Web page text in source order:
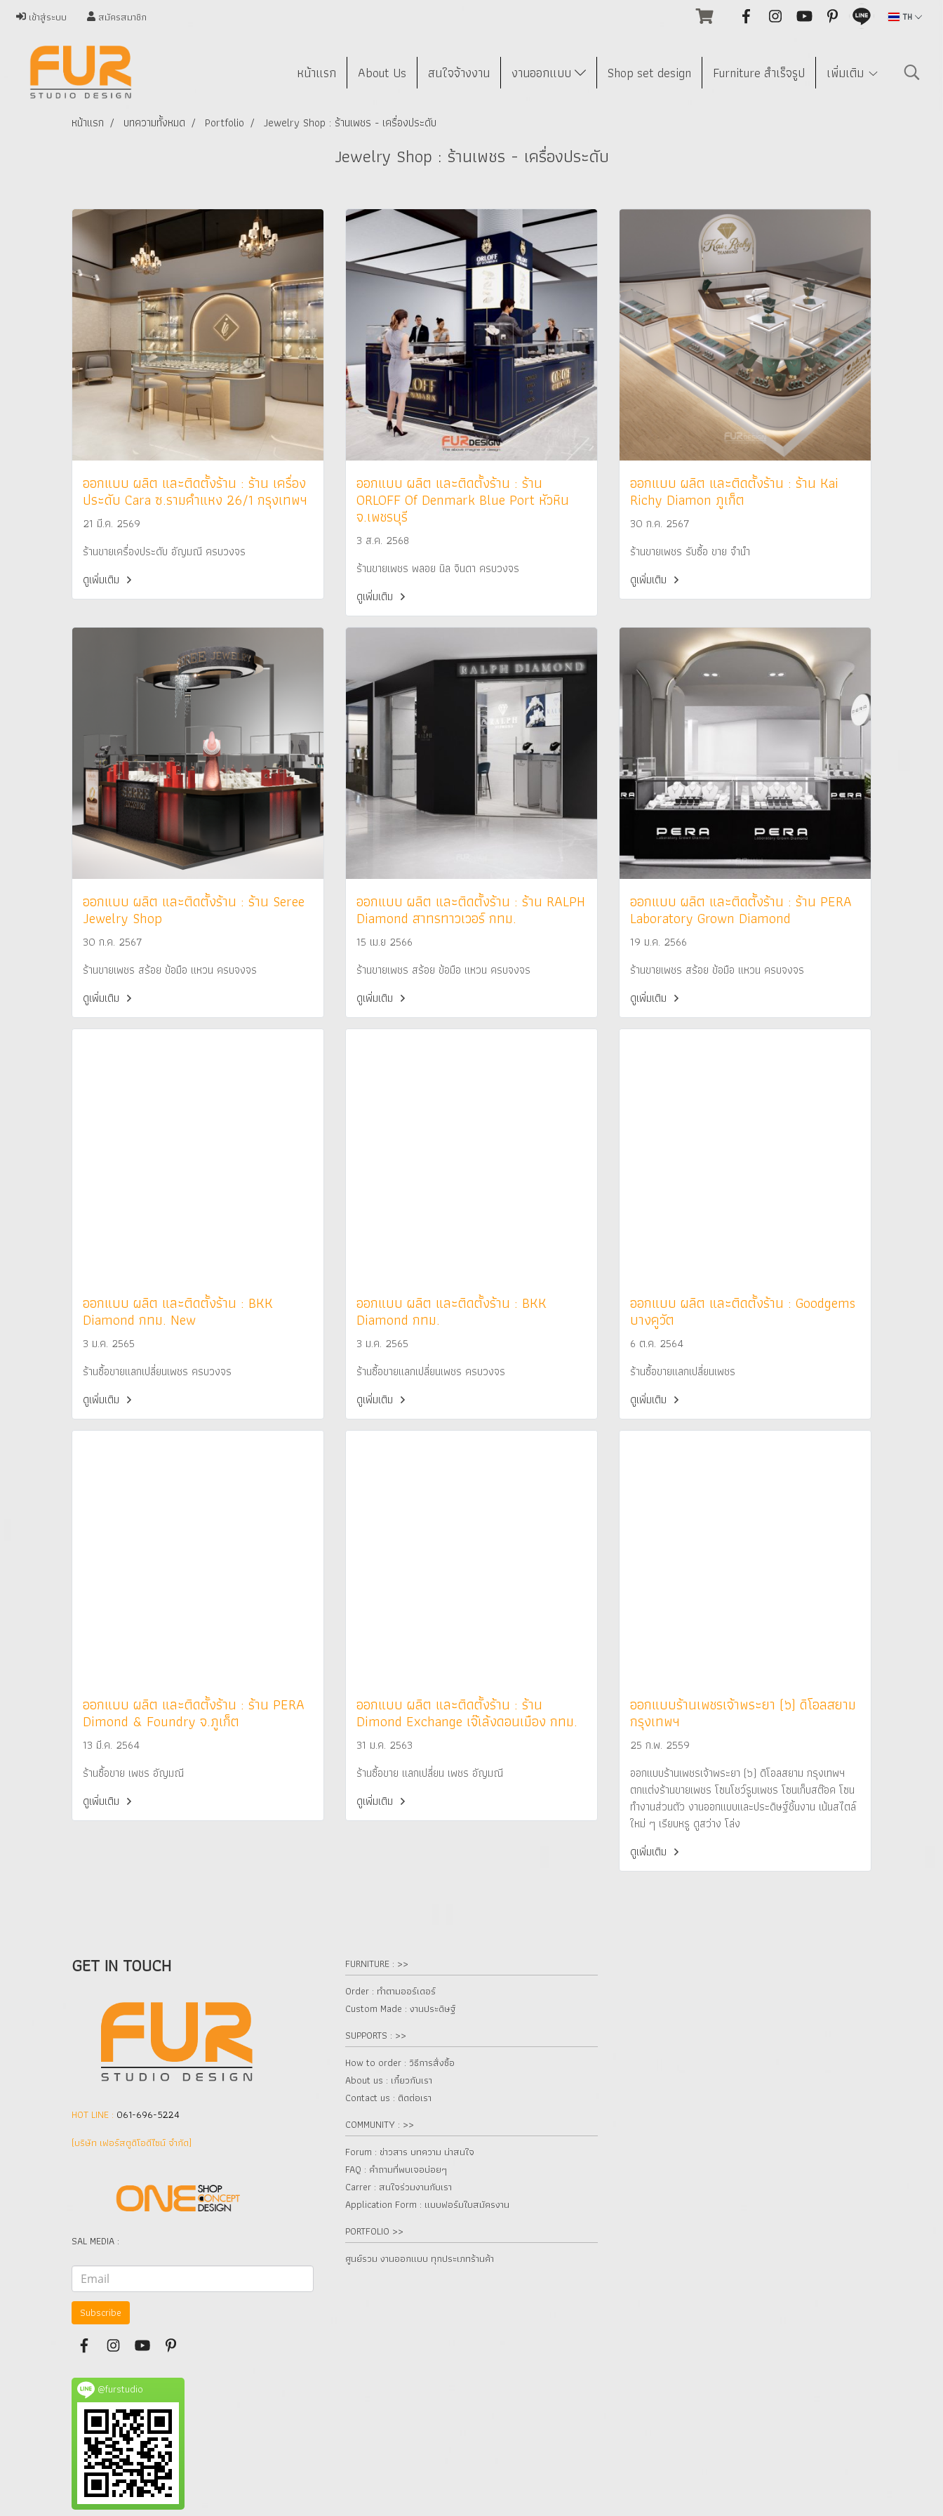
เข้าสู่ระบบ สมัครสมาชิก TH
หน้าแรก About Us สนใจจ้างงาน งานออกแบบ Shop set design Furniture สำเร็จรูป เพิ่มเติม
หน้าแรก บทความทั้งหมด Portfolio Jewelry Shop : ร้านเพชร - เครื่องประดับ
Jewelry Shop : ร้านเพชร - เครื่องประดับ
ออกแบบ ผลิต และติดตั้งร้าน : ร้าน เครื่อง
ประดับ Cara ซ.รามคำแหง 26/1 กรุงเทพฯ
21 มี.ค. 2569
ร้านขายเครื่องประดับ อัญมณี ครบวงจร
ดูเพิ่มเติม
ออกแบบ ผลิต และติดตั้งร้าน : ร้าน
ORLOFF Of Denmark Blue Port หัวหิน
จ.เพชรบุรี
3 ส.ค. 2568
ร้านขายเพชร พลอย นิล จินดา ครบวงจร
ดูเพิ่มเติม
ออกแบบ ผลิต และติดตั้งร้าน : ร้าน Kai
Richy Diamon ภูเก็ต
30 ก.ค. 2567
ร้านขายเพชร รับซื้อ ขาย จำนำ
ดูเพิ่มเติม
ออกแบบ ผลิต และติดตั้งร้าน : ร้าน Seree
Jewelry Shop
30 ก.ค. 2567
ร้านขายเพชร สร้อย ข้อมือ แหวน ครบจงจร
ดูเพิ่มเติม
ออกแบบ ผลิต และติดตั้งร้าน : ร้าน RALPH
Diamond สาทรทาวเวอร์ กทม.
15 เม.ย 2566
ร้านขายเพชร สร้อย ข้อมือ แหวน ครบจงจร
ดูเพิ่มเติม
ออกแบบ ผลิต และติดตั้งร้าน : ร้าน PERA
Laboratory Grown Diamond
19 ม.ค. 2566
ร้านขายเพชร สร้อย ข้อมือ แหวน ครบจงจร
ดูเพิ่มเติม
ออกแบบ ผลิต และติดตั้งร้าน : BKK
Diamond กทม. New
3 ม.ค. 2565
ร้านซื้อขายแลกเปลี่ยนเพชร ครบวงจร
ดูเพิ่มเติม
ออกแบบ ผลิต และติดตั้งร้าน : BKK
Diamond กทม.
3 ม.ค. 2565
ร้านซื้อขายแลกเปลี่ยนเพชร ครบวงจร
ดูเพิ่มเติม
ออกแบบ ผลิต และติดตั้งร้าน : Goodgems
บางคูวัต
6 ต.ค. 2564
ร้านซื้อขายแลกเปลี่ยนเพชร
ดูเพิ่มเติม
ออกแบบ ผลิต และติดตั้งร้าน : ร้าน PERA
Dimond & Foundry จ.ภูเก็ต
13 มี.ค. 2564
ร้านซื้อขาย เพชร อัญมณี
ดูเพิ่มเติม
ออกแบบ ผลิต และติดตั้งร้าน : ร้าน
Dimond Exchange เจ๊เล้งดอนเมือง กทม.
31 ม.ค. 2563
ร้านซื้อขาย แลกเปลี่ยน เพชร อัญมณี
ดูเพิ่มเติม
ออกแบบร้านเพชรเจ้าพระยา (๖) ดิโอลสยาม
กรุงเทพฯ
25 ก.พ. 2559
ออกแบบร้านเพชรเจ้าพระยา (๖) ดิโอลสยาม กรุงเทพฯ
ตกแต่งร้านขายเพชร โซนโชว์รูมเพชร โซนเก็บสต๊อค โซน
ทำงานส่วนตัว งานออกแบบและประดิษฐ์ชิ้นงาน เน้นสไตล์
ใหม่ ๆ เรียบหรู ดูสว่าง โล่ง
ดูเพิ่มเติม
GET IN TOUCH
HOT LINE : 061-696-5224
(บริษัท เฟอร์สตูดิโอดีไซน์ จำกัด]
SAL MEDIA :
Subscribe
@furstudio
FURNITURE : >>
Order : ทำตามออร์เดอร์
Custom Made : งานประดิษฐ์
SUPPORTS : >>
How to order : วิธีการสั่งซื้อ
About us : เกี๋ยวกับเรา
Contact us : ติดต่อเรา
COMMUNITY : >>
Forum : ข่าวสาร บทความ น่าสนใจ
FAQ : คำถามที่พบเจอบ่อยๆ
Carrer : สนใจร่วมงานกับเรา
Application Form : แบบฟอร์มใบสมัครงาน
PORTFOLIO >>
ศูนย์รวม งานออกแบบ ทุกประเภทร้านค้า